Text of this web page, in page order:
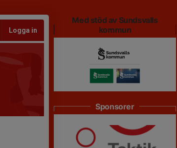
Logga in
Med stöd av Sundsvalls
kommun
Sponsorer